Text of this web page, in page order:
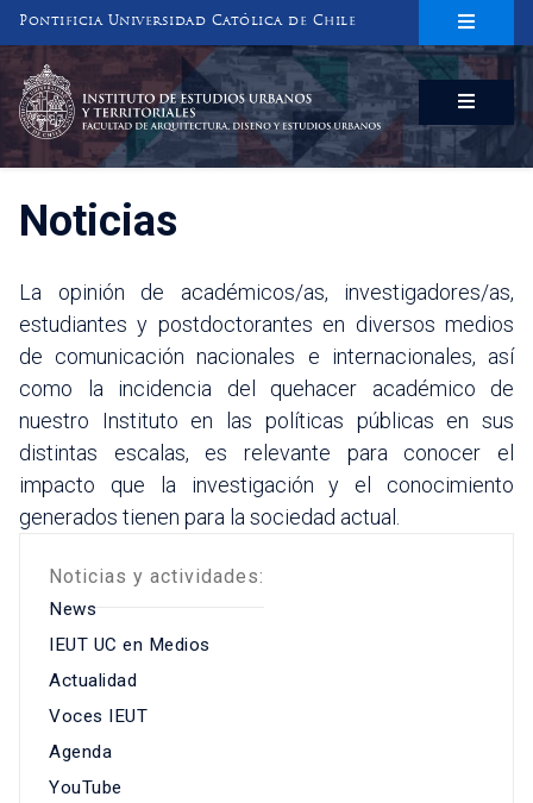
Pontificia Universidad Católica de Chile
INSTITUTO DE ESTUDIOS URBANOS
Y TERRITORIALES
FACULTAD DE ARQUITECTURA, DISEÑO Y ESTUDIOS URBANOS
Noticias
La opinión de académicos/as, investigadores/as,
estudiantes y postdoctorantes en diversos medios
de comunicación nacionales e internacionales, así
como la incidencia del quehacer académico de
nuestro Instituto en las políticas públicas en sus
distintas escalas, es relevante para conocer el
impacto que la investigación y el conocimiento
generados tienen para la sociedad actual.
Noticias y actividades:
News
IEUT UC en Medios
Actualidad
Voces IEUT
Agenda
YouTube